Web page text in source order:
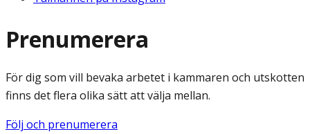
Prenumerera
För dig som vill bevaka arbetet i kammaren och utskotten
finns det flera olika sätt att välja mellan.
Följ och prenumerera